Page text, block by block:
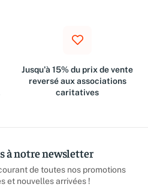
Jusqu'à 15% du prix de vente
reversé aux associations
caritatives
à notre newsletter
de toutes nos promotions
et nouvelles arrivées !